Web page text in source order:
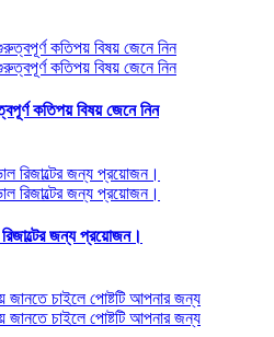
কতিপয় বিষয় জেনে নিন
জন্য প্রয়োজন।